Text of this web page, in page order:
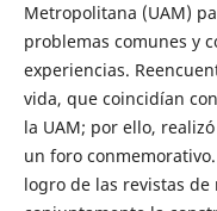
Metropolitana (UAM)
problemas comunes y
experiencias.
vida, que coincidían
la UAM; por ello,
un foro
logro de las revistas